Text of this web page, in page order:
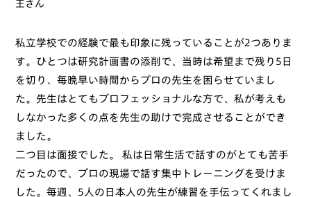
王さん
私立学校での経験で最も印象に残っていることが2つありま
す。ひとつは研究計画書の添削で、当時は希望まで残り5日
を切り、毎晩早い時間からプロの先生を困らせていまし
た。先生はとてもプロフェッショナルな方で、私が考えも
しなかった多くの点を先生の助けで完成させることができ
ました。
二つ目は面接でした。 私は日常生活で話すのがとても苦手
だったので、プロの現場で話す集中トレーニングを受けま
した。毎週、5人の日本人の先生が練習を手伝ってくれまし